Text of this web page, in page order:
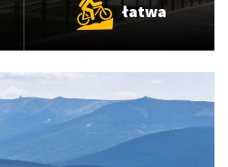
łatwa